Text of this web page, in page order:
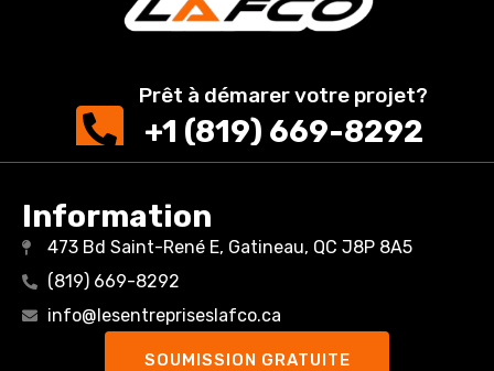
Prêt à démarer votre projet?
+1 (819) 669-8292
Information
473 Bd Saint-René E, Gatineau, QC J8P 8A5
(819) 669-8292
info@lesentrepriseslafco.ca
SOUMISSION GRATUITE